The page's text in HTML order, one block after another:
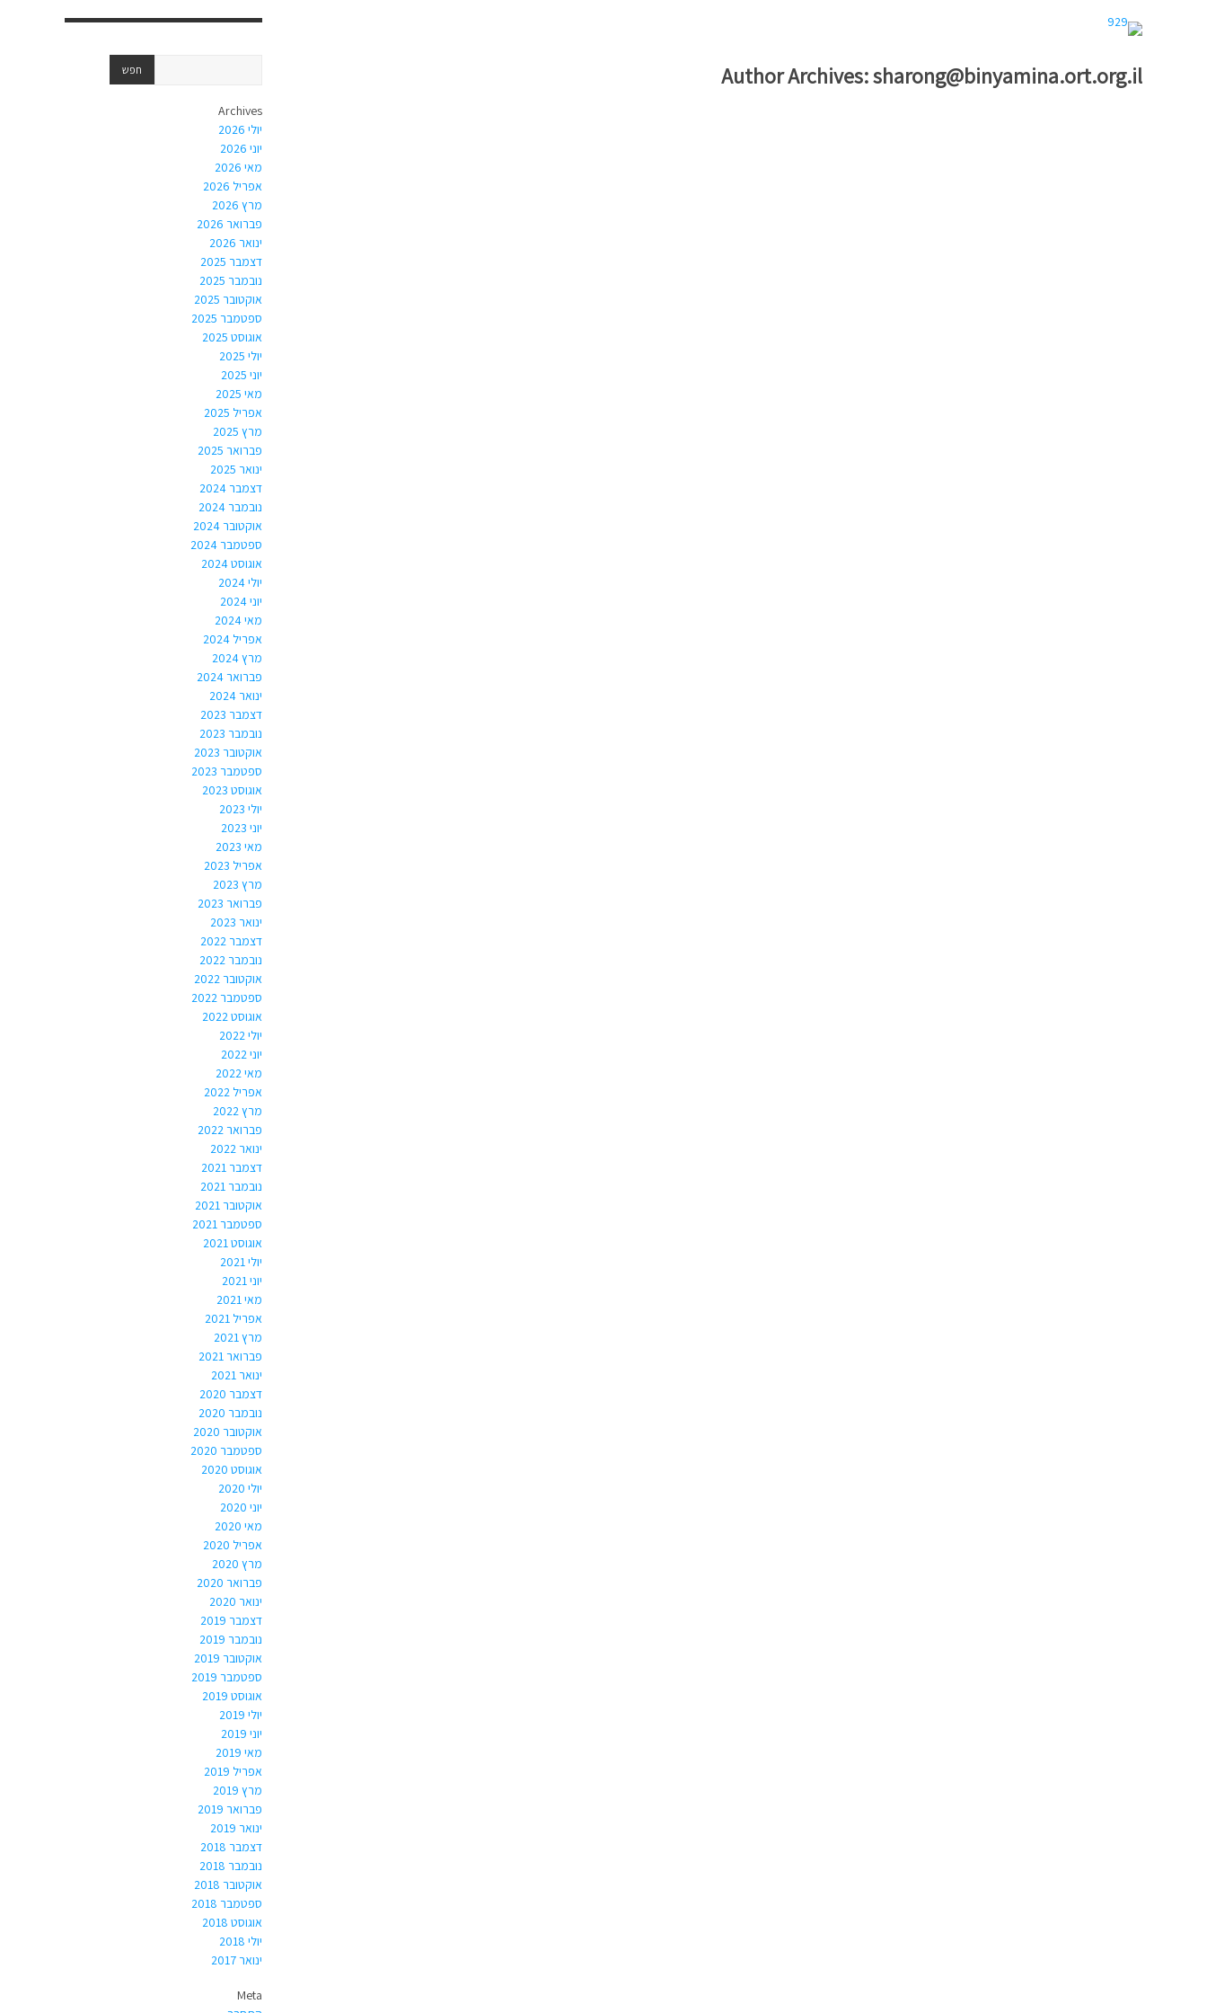
Author Archives:sharong@binyamina.ort.org.il
Archives
יולי 2026
יוני 2026
מאי 2026
אפריל 2026
מרץ 2026
פברואר 2026
ינואר 2026
דצמבר 2025
נובמבר 2025
אוקטובר 2025
ספטמבר 2025
אוגוסט 2025
יולי 2025
יוני 2025
מאי 2025
אפריל 2025
מרץ 2025
פברואר 2025
ינואר 2025
דצמבר 2024
נובמבר 2024
אוקטובר 2024
ספטמבר 2024
אוגוסט 2024
יולי 2024
יוני 2024
מאי 2024
אפריל 2024
מרץ 2024
פברואר 2024
ינואר 2024
דצמבר 2023
נובמבר 2023
אוקטובר 2023
ספטמבר 2023
אוגוסט 2023
יולי 2023
יוני 2023
מאי 2023
אפריל 2023
מרץ 2023
פברואר 2023
ינואר 2023
דצמבר 2022
נובמבר 2022
אוקטובר 2022
ספטמבר 2022
אוגוסט 2022
יולי 2022
יוני 2022
מאי 2022
אפריל 2022
מרץ 2022
פברואר 2022
ינואר 2022
דצמבר 2021
נובמבר 2021
אוקטובר 2021
ספטמבר 2021
אוגוסט 2021
יולי 2021
יוני 2021
מאי 2021
אפריל 2021
מרץ 2021
פברואר 2021
ינואר 2021
דצמבר 2020
נובמבר 2020
אוקטובר 2020
ספטמבר 2020
אוגוסט 2020
יולי 2020
יוני 2020
מאי 2020
אפריל 2020
מרץ 2020
פברואר 2020
ינואר 2020
דצמבר 2019
נובמבר 2019
אוקטובר 2019
ספטמבר 2019
אוגוסט 2019
יולי 2019
יוני 2019
מאי 2019
אפריל 2019
מרץ 2019
פברואר 2019
ינואר 2019
דצמבר 2018
נובמבר 2018
אוקטובר 2018
ספטמבר 2018
אוגוסט 2018
יולי 2018
ינואר 2017
Meta